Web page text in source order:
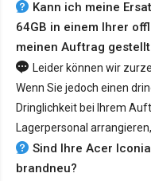
Kann ich meine
64GB in einem Ihrer
meinen Auftrag
Leider können wir
Wenn Sie jedoch einen
Dringlichkeit bei Ihrem
Lagerpersonal
Sind Ihre Acer
brandneu?